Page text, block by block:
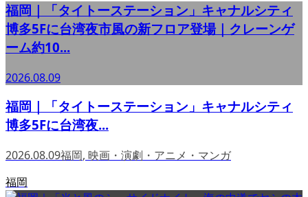
福岡｜「タイトーステーション」キャナルシティ
博多5Fに台湾夜市風の新フロア登場｜クレーンゲ
ーム約10...
2026.08.09
福岡｜「タイトーステーション」キャナルシティ
博多5Fに台湾夜...
2026.08.09福岡, 映画・演劇・アニメ・マンガ
福岡